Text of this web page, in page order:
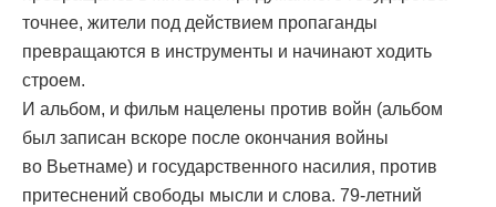
точнее, жители под действием пропаганды
превращаются в инструменты и начинают ходить
строем.
И альбом, и фильм нацелены против войн (альбом
был записан вскоре после окончания войны
во Вьeтнаме) и государственного насилия, против
притеснений свободы мысли и слова. 79-летний